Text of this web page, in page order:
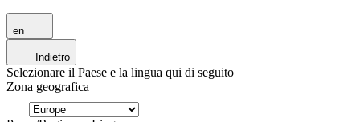
en
Indietro
Selezionare il Paese e la lingua qui di seguito
Zona geografica